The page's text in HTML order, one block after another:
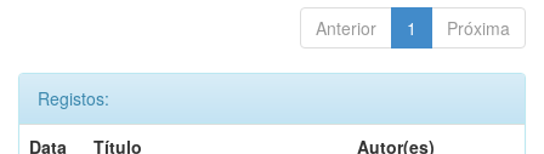
Anterior 1 Próxima
Registos:
Data
Título
Autor(es)